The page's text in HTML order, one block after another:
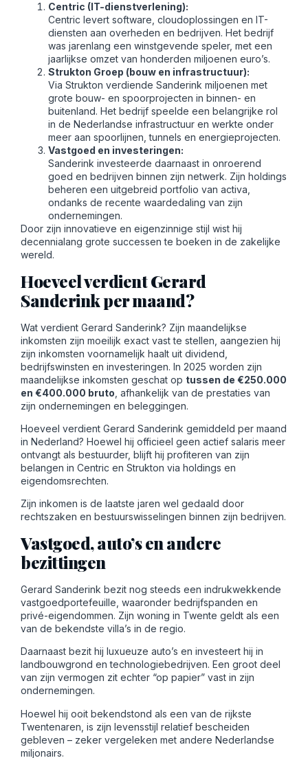
Centric (IT-dienstverlening):
Centric levert software, cloudoplossingen en IT-
diensten aan overheden en bedrijven. Het bedrijf
was jarenlang een winstgevende speler, met een
jaarlijkse omzet van honderden miljoenen euro’s.
Strukton Groep (bouw en infrastructuur):
Via Strukton verdiende Sanderink miljoenen met
grote bouw- en spoorprojecten in binnen- en
buitenland. Het bedrijf speelde een belangrijke rol
in de Nederlandse infrastructuur en werkte onder
meer aan spoorlijnen, tunnels en energieprojecten.
Vastgoed en investeringen:
Sanderink investeerde daarnaast in onroerend
goed en bedrijven binnen zijn netwerk. Zijn holdings
beheren een uitgebreid portfolio van activa,
ondanks de recente waardedaling van zijn
ondernemingen.
Door zijn innovatieve en eigenzinnige stijl wist hij
decennialang grote successen te boeken in de zakelijke
wereld.
Hoeveel verdient Gerard
Sanderink per maand?
Wat verdient Gerard Sanderink? Zijn maandelijkse
inkomsten zijn moeilijk exact vast te stellen, aangezien hij
zijn inkomsten voornamelijk haalt uit dividend,
bedrijfswinsten en investeringen. In 2025 worden zijn
maandelijkse inkomsten geschat op tussen de €250.000
en €400.000 bruto , afhankelijk van de prestaties van
zijn ondernemingen en beleggingen.
Hoeveel verdient Gerard Sanderink gemiddeld per maand
in Nederland? Hoewel hij officieel geen actief salaris meer
ontvangt als bestuurder, blijft hij profiteren van zijn
belangen in Centric en Strukton via holdings en
eigendomsrechten.
Zijn inkomen is de laatste jaren wel gedaald door
rechtszaken en bestuurswisselingen binnen zijn bedrijven.
Vastgoed, auto’s en andere
bezittingen
Gerard Sanderink bezit nog steeds een indrukwekkende
vastgoedportefeuille, waaronder bedrijfspanden en
privé-eigendommen. Zijn woning in Twente geldt als een
van de bekendste villa’s in de regio.
Daarnaast bezit hij luxueuze auto’s en investeert hij in
landbouwgrond en technologiebedrijven. Een groot deel
van zijn vermogen zit echter “op papier” vast in zijn
ondernemingen.
Hoewel hij ooit bekendstond als een van de rijkste
Twentenaren, is zijn levensstijl relatief bescheiden
gebleven – zeker vergeleken met andere Nederlandse
miljonairs.